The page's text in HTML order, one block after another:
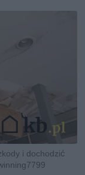
i dochodzić